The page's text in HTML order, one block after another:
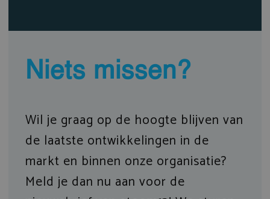
Niets missen?
Wil je graag op de hoogte blijven van
de laatste ontwikkelingen in de
markt en binnen onze organisatie?
Meld je dan nu aan voor de